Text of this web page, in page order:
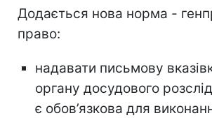
Додається нова норма -
право:
надавати письмову
органу досудового
є обов’язкова для